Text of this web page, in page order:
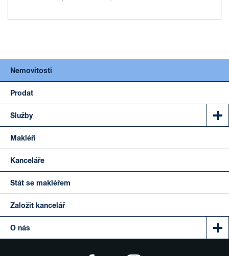
Nemovitosti
Prodat
Služby
Makléři
Kanceláře
Stát se makléřem
Založit kancelář
O nás